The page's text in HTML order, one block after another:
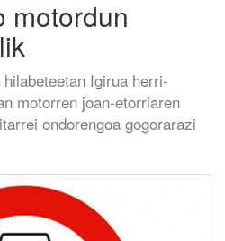
motordun
Igirua herri-
motorren joan-etorriaren
ondorengoa gogorarazi